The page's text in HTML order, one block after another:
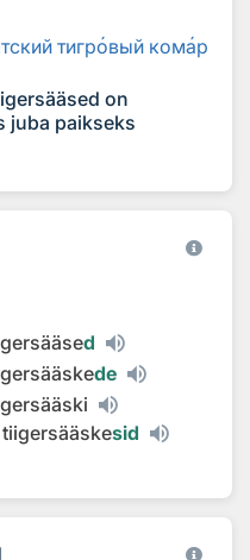
тский тигровый комар
on
juba paikseks
d
de
tiigersääskesid